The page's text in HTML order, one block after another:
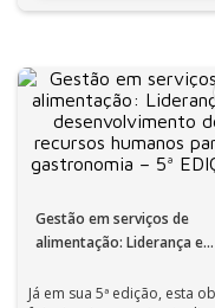
Gestão em serviços de
alimentação: Liderança e
humanos para a
Já em sua 5ª edição, esta